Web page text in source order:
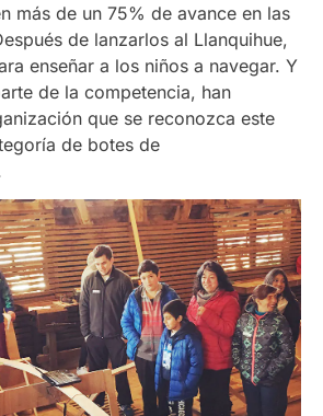
más de un 75% de avance en las
de lanzarlos al Llanquihue,
enseñar a los niños a navegar. Y
de la competencia, han
que se reconozca este
de botes de